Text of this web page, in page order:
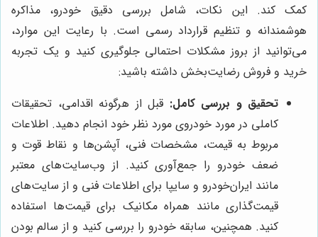
کمک کند. این نکات، شامل بررسی دقیق خودرو، مذاکره
هوشمندانه و تنظیم قرارداد رسمی است. با رعایت این موارد،
می‌توانید از بروز مشکلات احتمالی جلوگیری کنید و یک تجربه
خرید و فروش رضایت‌بخش داشته باشید:
تحقیق و بررسی کامل: قبل از هرگونه اقدامی، تحقیقات
کاملی در مورد خودروی مورد نظر خود انجام دهید. اطلاعات
مربوط به قیمت، مشخصات فنی، آپشن‌ها و نقاط قوت و
ضعف خودرو را جمع‌آوری کنید. از وب‌سایت‌های معتبر
مانند ایران‌خودرو و سایپا برای اطلاعات فنی و از سایت‌های
قیمت‌گذاری مانند همراه مکانیک برای قیمت‌ها استفاده
کنید. همچنین، سابقه خودرو را بررسی کنید و از سالم بودن